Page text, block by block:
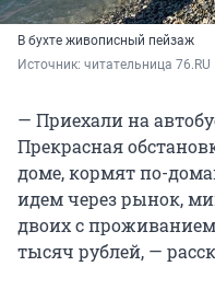
В бухте живописный пейзаж
Источник: читательница 76.RU
— Приехали на
Прекрасная
доме, кормят по-
идем через рынок,
двоих с
тысяч рублей, —